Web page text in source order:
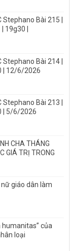
Bài 215 |
19g30 |
Stephano Bài 214 |
| 12/6/2026
Stephano Bài 213 |
| 5/6/2026
CHA THÁNG
GIÁ TRỊ TRONG
giáo dân làm
của
loại